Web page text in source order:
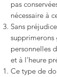
pas
nécessaire à
Sans
supprimerons
personnelles
et à l’heure
Ce type de